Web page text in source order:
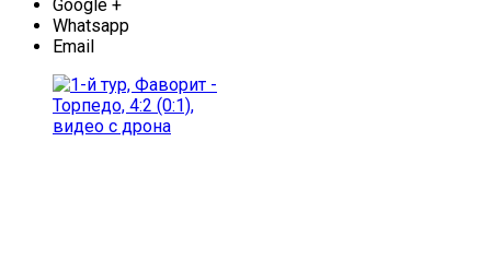
Google +
Whatsapp
Email